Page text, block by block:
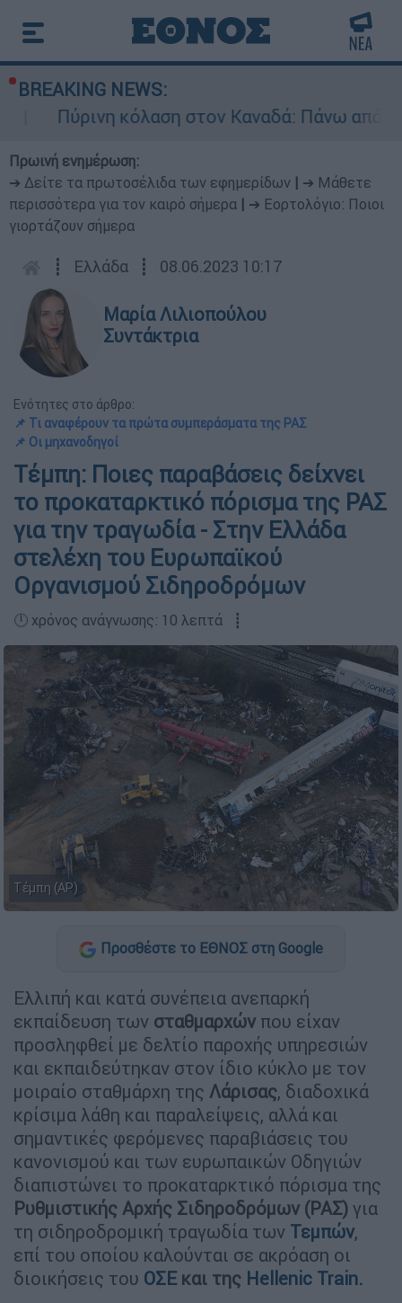
BREAKING NEWS:
κόλαση στον Καναδά: Πάνω από 100 ενεργά
Πρωινή ενημέρωση:
➔ Δείτε τα πρωτοσέλιδα των εφημερίδων
➔ Μάθετε
περισσότερα για τον καιρό σήμερα
➔ Εορτολόγιο: Ποιοι
γιορτάζουν σήμερα
┋ Ελλάδα ┋ 08.06.2023 10:17
Μαρία Λιλιοπούλου
Συντάκτρια
Ενότητες στο άρθρο:
📌 Τι αναφέρουν τα πρώτα συμπεράσματα της ΡΑΣ
📌 Οι μηχανοδηγοί
Τέμπη: Ποιες παραβάσεις δείχνει
το προκαταρκτικό πόρισμα της ΡΑΣ
για την τραγωδία - Στην Ελλάδα
στελέχη του Ευρωπαϊκού
Οργανισμού Σιδηροδρόμων
🕛 χρόνος ανάγνωσης: 10 λεπτά ┋
Τέμπη (AP)
Προσθέστε το ΕΘΝΟΣ στη Google
Ελλιπή και κατά συνέπεια ανεπαρκή
εκπαίδευση των σταθμαρχών που είχαν
προσληφθεί με δελτίο παροχής υπηρεσιών
και εκπαιδεύτηκαν στον ίδιο κύκλο με τον
μοιραίο σταθμάρχη της Λάρισας, διαδοχικά
κρίσιμα λάθη και παραλείψεις, αλλά και
σημαντικές φερόμενες παραβιάσεις του
κανονισμού και των ευρωπαικών Οδηγιών
διαπιστώνει το προκαταρκτικό πόρισμα της
Ρυθμιστικής Αρχής Σιδηροδρόμων (ΡΑΣ) για
τη σιδηροδρομική τραγωδία των Τεμπών,
επί του οποίου καλούνται σε ακρόαση οι
διοικήσεις του ΟΣΕ και της Hellenic Train.